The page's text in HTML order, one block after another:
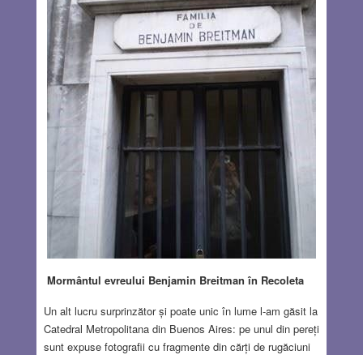
Mormântul evreului Benjamin Breitman în Recoleta
Un alt lucru surprinzător și poate unic în lume l-am găsit la
Catedral Metropolitana din Buenos Aires: pe unul din pereți
sunt expuse fotografii cu fragmente din cărți de rugăciuni